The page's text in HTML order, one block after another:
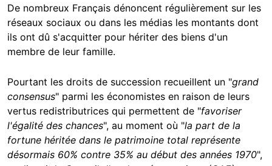
De nombreux Français dénoncent régulièrement sur les
réseaux sociaux ou dans les médias les montants dont
ils ont dû s'acquitter pour hériter des biens d'un
membre de leur famille.
Pourtant les droits de succession recueillent un "grand
consensus" parmi les économistes en raison de leurs
vertus redistributrices qui permettent de "favoriser
l'égalité des chances", au moment où "la part de la
fortune héritée dans le patrimoine total représente
désormais 60% contre 35% au début des années 1970",